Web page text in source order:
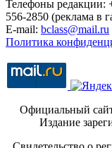
Телефоны редакции:
556-2850 (реклама в
E-mail: bclass@mail.ru
Политика
Официальный
Издание